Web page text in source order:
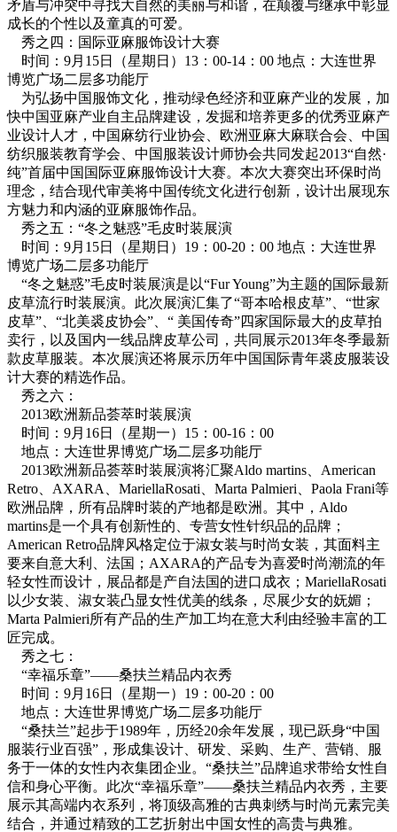
矛盾与冲突中寻找大自然的美丽与和谐，在颠覆与继承中彰显
成长的个性以及童真的可爱。
秀之四：国际亚麻服饰设计大赛
时间：9月15日（星期日）13：00-14：00 地点：大连世界
博览广场二层多功能厅
为弘扬中国服饰文化，推动绿色经济和亚麻产业的发展，加
快中国亚麻产业自主品牌建设，发掘和培养更多的优秀亚麻产
业设计人才，中国麻纺行业协会、欧洲亚麻大麻联合会、中国
纺织服装教育学会、中国服装设计师协会共同发起2013“自然·
纯”首届中国国际亚麻服饰设计大赛。本次大赛突出环保时尚
理念，结合现代审美将中国传统文化进行创新，设计出展现东
方魅力和内涵的亚麻服饰作品。
秀之五：“冬之魅惑”毛皮时装展演
时间：9月15日（星期日）19：00-20：00 地点：大连世界
博览广场二层多功能厅
“冬之魅惑”毛皮时装展演是以“Fur Young”为主题的国际最新
皮草流行时装展演。此次展演汇集了“哥本哈根皮草”、“世家
皮草”、“北美裘皮协会”、“ 美国传奇”四家国际最大的皮草拍
卖行，以及国内一线品牌皮草公司，共同展示2013年冬季最新
款皮草服装。本次展演还将展示历年中国国际青年裘皮服装设
计大赛的精选作品。
秀之六：
2013欧洲新品荟萃时装展演
时间：9月16日（星期一）15：00-16：00
地点：大连世界博览广场二层多功能厅
2013欧洲新品荟萃时装展演将汇聚Aldo martins、American
Retro、AXARA、MariellaRosati、Marta Palmieri、Paola Frani等
欧洲品牌，所有品牌时装的产地都是欧洲。其中，Aldo
martins是一个具有创新性的、专营女性针织品的品牌；
American Retro品牌风格定位于淑女装与时尚女装，其面料主
要来自意大利、法国；AXARA的产品专为喜爱时尚潮流的年
轻女性而设计，展品都是产自法国的进口成衣；MariellaRosati
以少女装、淑女装凸显女性优美的线条，尽展少女的妩媚；
Marta Palmieri所有产品的生产加工均在意大利由经验丰富的工
匠完成。
秀之七：
“幸福乐章”——桑扶兰精品内衣秀
时间：9月16日（星期一）19：00-20：00
地点：大连世界博览广场二层多功能厅
“桑扶兰”起步于1989年，历经20余年发展，现已跃身“中国
服装行业百强”，形成集设计、研发、采购、生产、营销、服
务于一体的女性内衣集团企业。“桑扶兰”品牌追求带给女性自
信和身心平衡。此次“幸福乐章”——桑扶兰精品内衣秀，主要
展示其高端内衣系列，将顶级高雅的古典刺绣与时尚元素完美
结合，并通过精致的工艺折射出中国女性的高贵与典雅。